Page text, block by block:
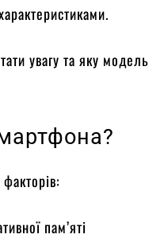
увагу та яку модель
пам’яті